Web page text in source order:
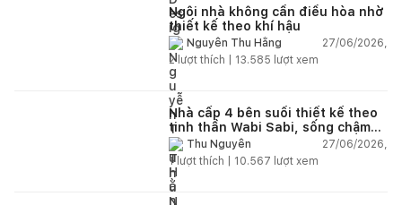
Ngôi nhà không cần điều hòa nhờ
thiết kế theo khí hậu
Nguyễn Thu Hằng
27/06/2026,
2lượt thích | 13.585 lượt xem
Nhà cấp 4 bên suối thiết kế theo
tinh thần Wabi Sabi, sống chậm
giữa thiên nhiên
Thu Nguyễn
27/06/2026,
1lượt thích | 10.567 lượt xem